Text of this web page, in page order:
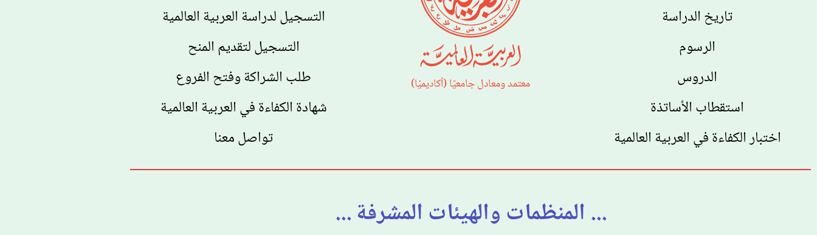
تاريخ الدراسة
الرسوم
الدروس
استقطاب الأساتذة
اختبار الكفاءة في العربية العالمية
معتمد ومعادل جامعيًا (أكاديميًا)
التسجيل لدراسة العربية العالمية
التسجيل لتقديم المنح
طلب الشراكة وفتح الفروع
شهادة الكفاءة في العربية العالمية
تواصل معنا
... المنظمات والهيئات المشرفة ...